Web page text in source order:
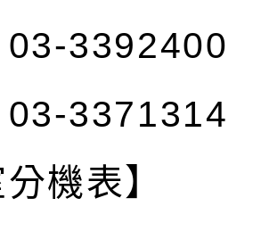
03-3392400
03-3371314
分機表】